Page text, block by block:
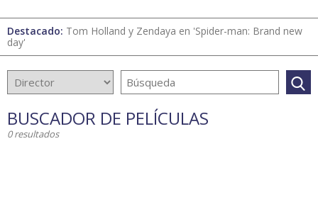
Destacado: Tom Holland y Zendaya en 'Spider-man: Brand new
day'
BUSCADOR DE PELÍCULAS
0 resultados